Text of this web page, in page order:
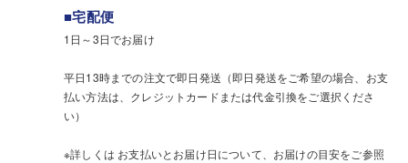
■宅配便
1日～3日でお届け
平日13時までの注文で即日発送（即日発送をご希望の場合、お支
払い方法は、クレジットカードまたは代金引換をご選択くださ
い）
※詳しくは お支払いとお届け日について、お届けの目安をご参照